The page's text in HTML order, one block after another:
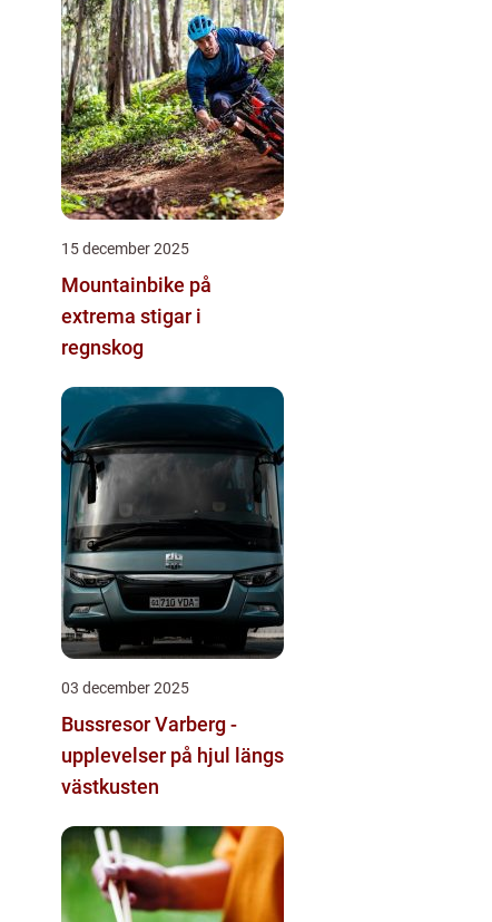
15 december 2025
Mountainbike på
extrema stigar i
regnskog
03 december 2025
Bussresor Varberg -
upplevelser på hjul längs
västkusten